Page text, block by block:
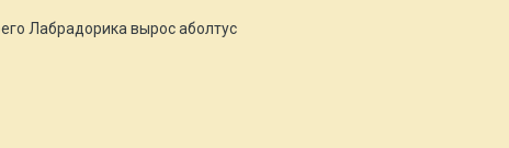
Лабрадорика вырос аболтус